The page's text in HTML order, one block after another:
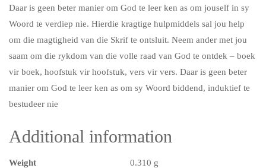
Daar is geen beter manier om God te leer ken as om jouself in sy
Woord te verdiep nie. Hierdie kragtige hulpmiddels sal jou help
om die magtigheid van die Skrif te ontsluit. Neem ander met jou
saam om die rykdom van die volle raad van God te ontdek – boek
vir boek, hoofstuk vir hoofstuk, vers vir vers. Daar is geen beter
manier om God te leer ken as om sy Woord biddend, induktief te
bestudeer nie
Additional information
Weight 0.310 g